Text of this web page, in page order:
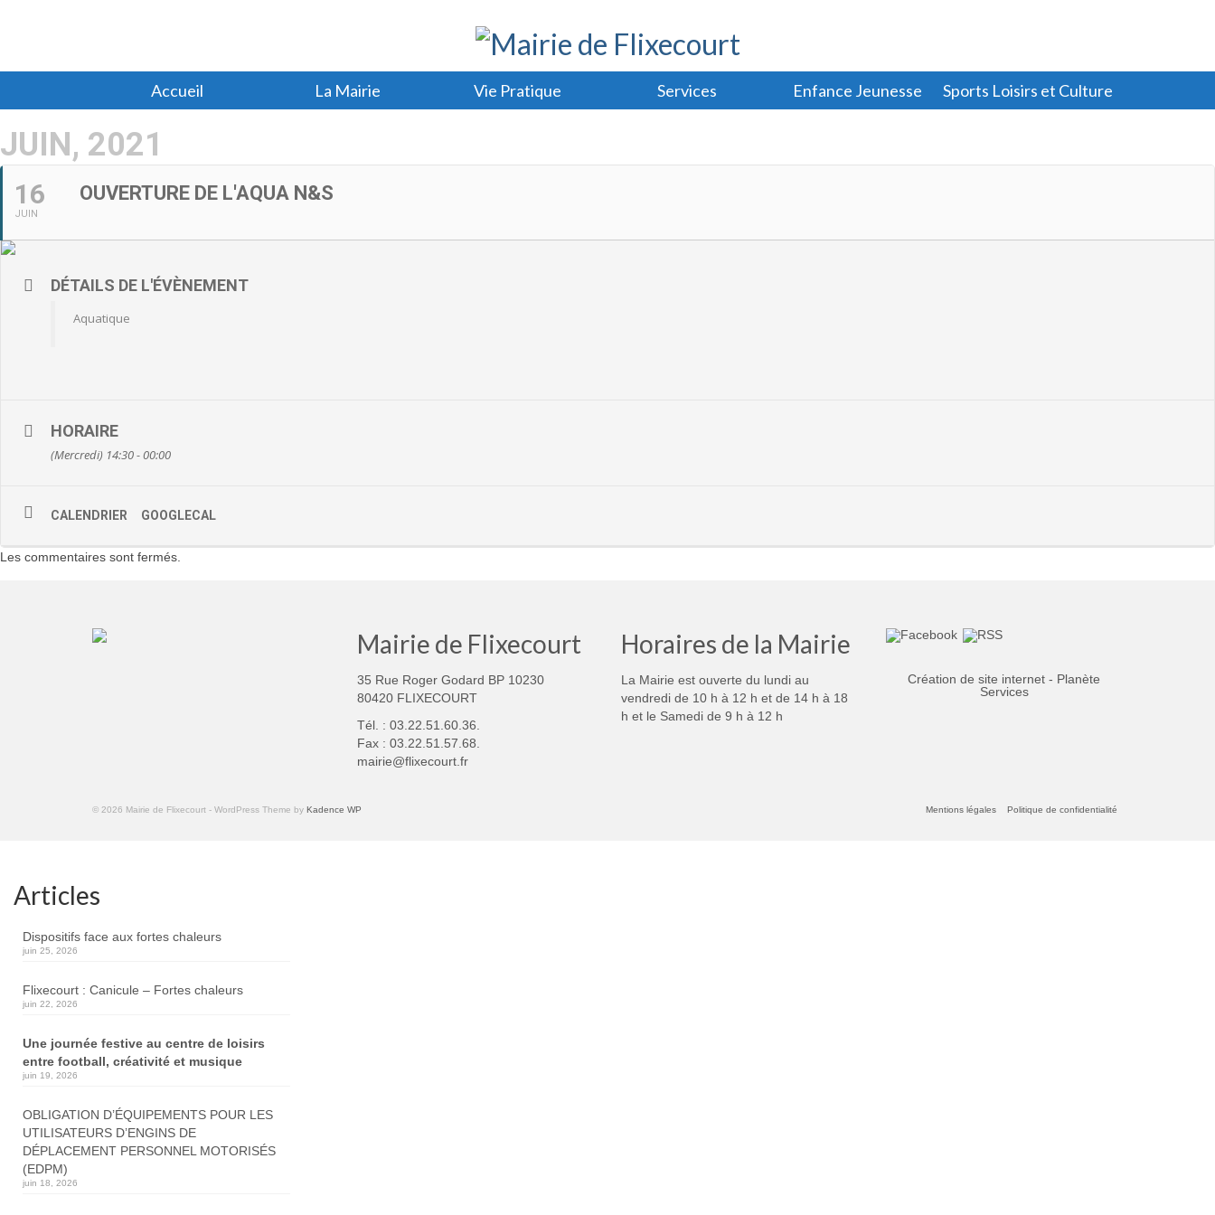
Accueil La Mairie Vie Pratique Services Enfance Jeunesse Sports Loisirs et Culture
JUIN, 2021
16
JUIN
OUVERTURE DE L'AQUA N&S
DÉTAILS DE L'ÉVÈNEMENT
Aquatique
HORAIRE
(Mercredi) 14:30 - 00:00
CALENDRIER GOOGLECAL
Les commentaires sont fermés.
Mairie de Flixecourt
35 Rue Roger Godard BP 10230
80420 FLIXECOURT
Tél. : 03.22.51.60.36.
Fax : 03.22.51.57.68.
mairie@flixecourt.fr
Horaires de la Mairie
La Mairie est ouverte du lundi au
vendredi de 10 h à 12 h et de 14 h à 18
h et le Samedi de 9 h à 12 h
Création de site internet - Planète
Services
Mentions légales Politique de confidentialité
© 2026 Mairie de Flixecourt - WordPress Theme by Kadence WP
Articles
Dispositifs face aux fortes chaleurs
juin 25, 2026
Flixecourt : Canicule – Fortes chaleurs
juin 22, 2026
Une journée festive au centre de loisirs
entre football, créativité et musique
juin 19, 2026
OBLIGATION D’ÉQUIPEMENTS POUR LES
UTILISATEURS D’ENGINS DE
DÉPLACEMENT PERSONNEL MOTORISÉS
(EDPM)
juin 18, 2026